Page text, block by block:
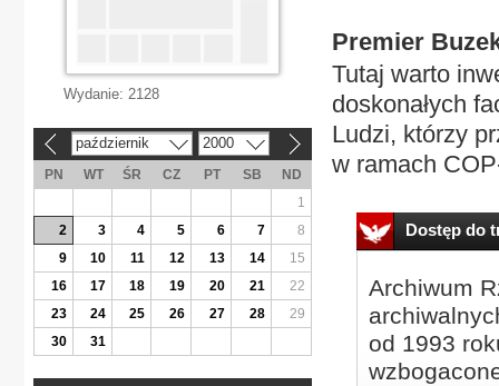
Premier
Tutaj warto
doskonałych
Ludzi, którzy
w ramach
Dostęp do
Archiwum
od 1993
Wydanie: 2128
październik 2000
PN WT ŚR CZ PT SB
ND
1
2
3 4 5 6 7
8
9
10 11 12 13 14
15
16
17 18 19 20 21
22
23
24 25 26 27 28
29
30
31